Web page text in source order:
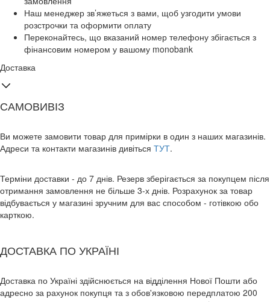
Наш менеджер зв’яжеться з вами, щоб узгодити умови
розстрочки та оформити оплату
Переконайтесь, що вказаний номер телефону збігається з
фінансовим номером у вашому monobank
Доставка
САМОВИВІЗ
Ви можете замовити товар для примірки в один з наших магазинів.
Адреси та контакти магазинів дивіться ТУТ.
Терміни доставки - до 7 днів. Резерв зберігається за покупцем після
отримання замовлення не більше 3-х днів. Розрахунок за товар
відбувається у магазині зручним для вас способом - готівкою обо
карткою.
ДОСТАВКА ПО УКРАЇНІ
Доставка по Україні здійснюється на відділення Нової Пошти або
адресно за рахунок покупця та з обов'язковою передплатою 200